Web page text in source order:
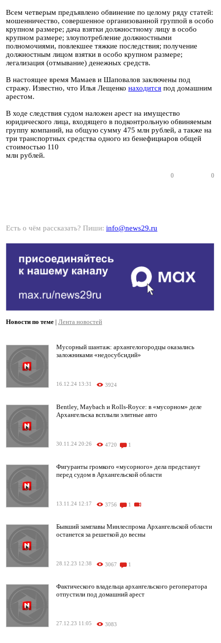
Всем четверым предъявлено обвинение по целому ряду статей:
мошенничество, совершенное организованной группой в особо
крупном размере; дача взятки должностному лицу в особо
крупном размере; злоупотребление должностными
полномочиями, повлекшее тяжкие последствия; получение
должностным лицом взятки в особо крупном размере;
легализация (отмывание) денежных средств.
В настоящее время Мамаев и Шаповалов заключены под
стражу. Известно, что Илья Лещенко находится под домашним
арестом.
В ходе следствия судом наложен арест на имущество
юридического лица, входящего в подконтрольную обвиняемым
группу компаний, на общую сумму 475 млн рублей, а также на
три транспортных средства одного из бенефициаров общей
стоимостью 110
млн рублей.
0 0
Есть о чём рассказать? Пиши: info@news29.ru
Новости по теме | Лента новостей
Мусорный шантаж: архангелогородцы оказались
заложниками «недосубсидий»
16.12.24 13:31 3924
Bentley, Maybach и Rolls-Royce: в «мусорном» деле
Архангельска всплыли элитные авто
30.11.24 20:26 4720 1
Фигуранты громкого «мусорного» дела предстанут
перед судом в Архангельской области
13.11.24 12:17 3756 1
Бывший замглавы Минлеспрома Архангельской области
останется за решеткой до весны
28.12.23 12:38 3067 1
Фактического владельца архангельского регоператора
отпустили под домашний арест
27.12.23 11:05 3083